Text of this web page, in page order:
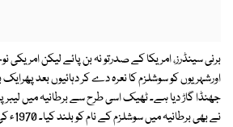
برنی سینڈرز، امریکا کے صدرتو نہ بن پائے لیکن امریکی
اورشہریوں کو سوشلزم کا نعرہ دے کر دہائیوں بعد پھرایک
جھنڈا گاڑ دیا ہے۔ ٹھیک اسی طرح سے برطانیہ میں
نے بھی